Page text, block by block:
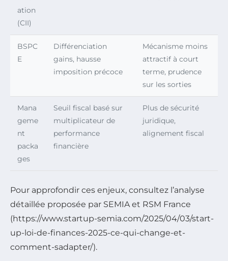
ation
(CII)
BSPC
E
Différenciation
gains, hausse
imposition précoce
Mécanisme moins
attractif à court
terme, prudence
sur les sorties
Mana
geme
nt
packa
ges
Seuil fiscal basé sur
multiplicateur de
performance
financière
Plus de sécurité
juridique,
alignement fiscal
Pour approfondir ces enjeux, consultez l’analyse
détaillée proposée par SEMIA et RSM France
(https://www.startup-semia.com/2025/04/03/start-
up-loi-de-finances-2025-ce-qui-change-et-
comment-sadapter/).